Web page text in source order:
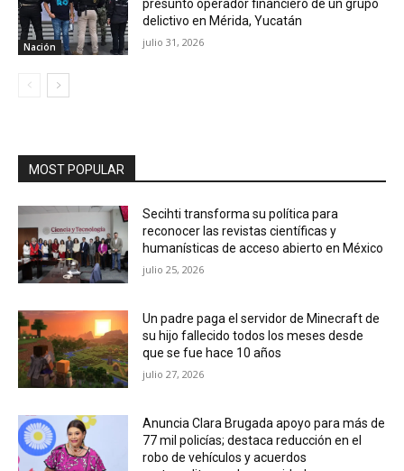
Nación
presunto operador financiero de un grupo
delictivo en Mérida, Yucatán
julio 31, 2026
MOST POPULAR
Secihti transforma su política para
reconocer las revistas científicas y
humanísticas de acceso abierto en México
julio 25, 2026
Un padre paga el servidor de Minecraft de
su hijo fallecido todos los meses desde
que se fue hace 10 años
julio 27, 2026
Anuncia Clara Brugada apoyo para más de
77 mil policías; destaca reducción en el
robo de vehículos y acuerdos